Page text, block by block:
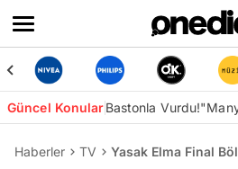
Güncel KonularBastonla Vurdu!
Haberler TV Yasak Elma Final